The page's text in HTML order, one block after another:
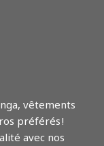
vêtements
préférés !
avec nos